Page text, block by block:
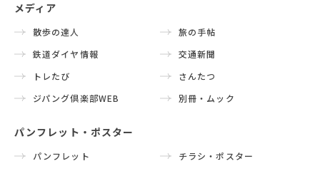
メディア
散歩の達人
旅の手帖
鉄道ダイヤ情報
交通新聞
トレたび
さんたつ
ジパング倶楽部WEB
別冊・ムック
パンフレット・ポスター
パンフレット
チラシ・ポスター